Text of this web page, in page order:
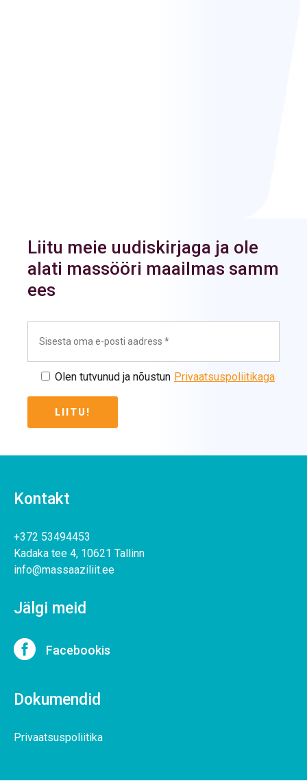
Liitu meie uudiskirjaga ja ole
alati massööri maailmas samm
ees
Olen tutvunud ja nõustun Privaatsuspoliitikaga
Kontakt
+372 53494453
Kadaka tee 4, 10621 Tallinn
info@massaaziliit.ee
Jälgi meid
 Facebookis
Dokumendid
Privaatsuspoliitika